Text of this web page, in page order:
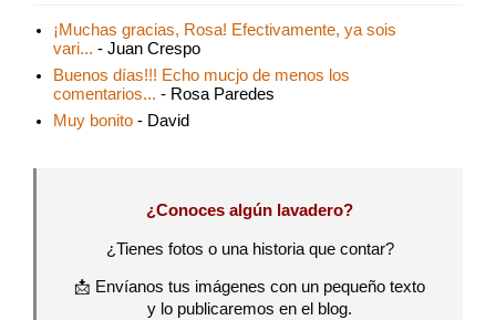
¡Muchas gracias, Rosa! Efectivamente, ya sois
vari... - Juan Crespo
Buenos días!!! Echo mucjo de menos los
comentarios... - Rosa Paredes
Muy bonito - David
¿Conoces algún lavadero?
¿Tienes fotos o una historia que contar?
📩 Envíanos tus imágenes con un pequeño texto
y lo publicaremos en el blog.